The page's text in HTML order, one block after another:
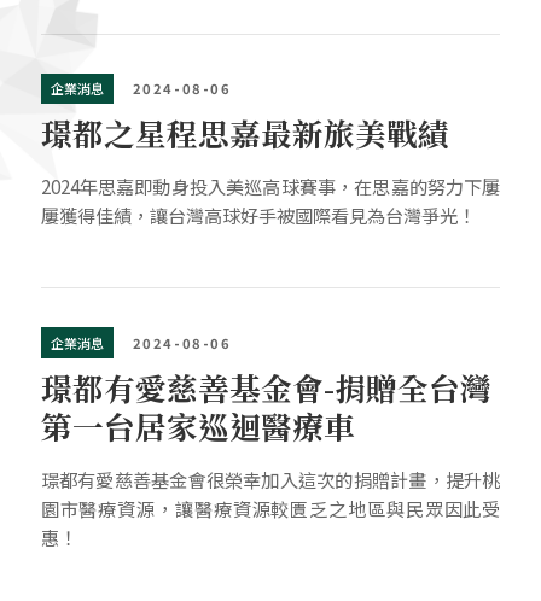
企業消息 2024-08-06
璟都之星程思嘉最新旅美戰績
2024年思嘉即動身投入美巡高球賽事，在思嘉的努力下屢
屢獲得佳績，讓台灣高球好手被國際看見為台灣爭光！
企業消息 2024-08-06
璟都有愛慈善基金會-捐贈全台灣
第一台居家巡迴醫療車
璟都有愛慈善基金會很榮幸加入這次的捐贈計畫，提升桃
園市醫療資源，讓醫療資源較匱乏之地區與民眾因此受
惠！